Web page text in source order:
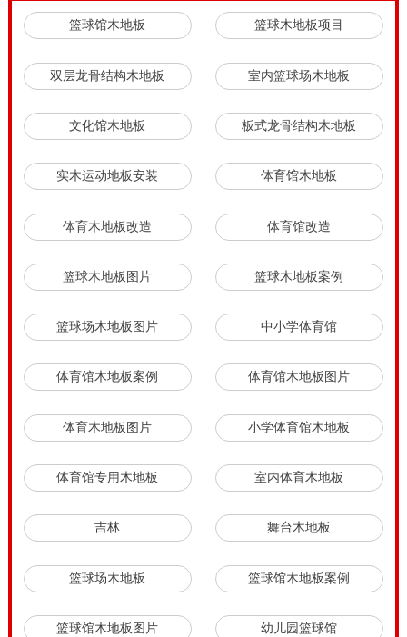
篮球馆木地板 篮球木地板项目
双层龙骨结构木地板 室内篮球场木地板
文化馆木地板 板式龙骨结构木地板
实木运动地板安装 体育馆木地板
体育木地板改造 体育馆改造
篮球木地板图片 篮球木地板案例
篮球场木地板图片 中小学体育馆
体育馆木地板案例 体育馆木地板图片
体育木地板图片 小学体育馆木地板
体育馆专用木地板 室内体育木地板
吉林 舞台木地板
篮球场木地板 篮球馆木地板案例
篮球馆木地板图片 幼儿园篮球馆